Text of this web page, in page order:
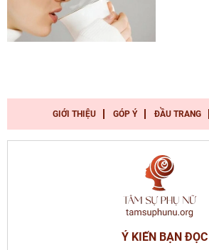
GIỚI THIỆU GÓP Ý ĐẦU TRANG
Ý KIẾN BẠN ĐỌC